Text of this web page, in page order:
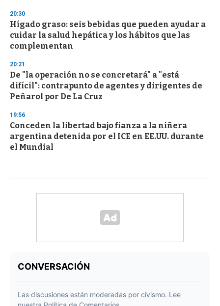
20:30
Hígado graso: seis bebidas que pueden ayudar a
cuidar la salud hepática y los hábitos que las
complementan
20:21
De "la operación no se concretará" a "está
difícil": contrapunto de agentes y dirigentes de
Peñarol por De La Cruz
19:56
Conceden la libertad bajo fianza a la niñera
argentina detenida por el ICE en EE.UU. durante
el Mundial